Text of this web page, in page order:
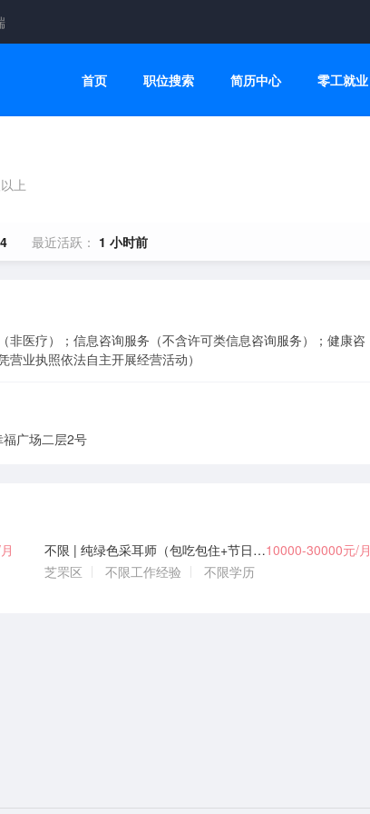
首页 职位搜索 简历中心 零工就业
上
最近活跃： 1 小时前
医疗）；信息咨询服务（不含许可类信息咨询服务）；健康咨
业执照依法自主开展经营活动）
广场二层2号
不限 | 纯绿色采耳师（包吃包住+节日福利）10000-30000元/月
芝罘区
不限工作经验 不限学历